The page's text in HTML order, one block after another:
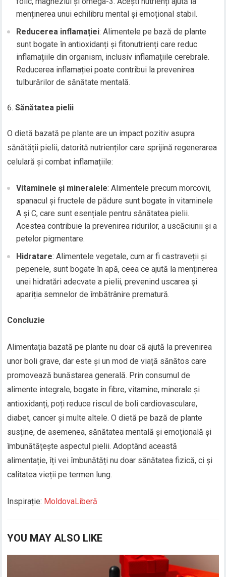
menținerea unui echilibru mental și emoțional stabil.
Reducerea inflamației: Alimentele pe bază de plante
sunt bogate în antioxidanți și fitonutrienți care reduc
inflamațiile din organism, inclusiv inflamațiile cerebrale.
Reducerea inflamației poate contribui la prevenirea
tulburărilor de sănătate mentală.
Sănătatea pielii
O dietă bazată pe plante are un impact pozitiv asupra
sănătății pielii, datorită nutrienților care sprijină regenerarea
celulară și combat inflamațiile:
Vitaminele și mineralele: Alimentele precum morcovii,
spanacul și fructele de pădure sunt bogate în vitaminele
A și C, care sunt esențiale pentru sănătatea pielii.
Acestea contribuie la prevenirea ridurilor, a uscăciunii și a
petelor pigmentare.
Hidratare: Alimentele vegetale, cum ar fi castraveții și
pepenele, sunt bogate în apă, ceea ce ajută la menținerea
unei hidratări adecvate a pielii, prevenind uscarea și
apariția semnelor de îmbătrânire prematură.
Concluzie
Alimentația bazată pe plante nu doar că ajută la prevenirea
unor boli grave, dar este și un mod de viață sănătos care
promovează bunăstarea generală. Prin consumul de
alimente integrale, bogate în fibre, vitamine, minerale și
antioxidanți, poți reduce riscul de boli cardiovasculare,
diabet, cancer și multe altele. O dietă pe bază de plante
susține, de asemenea, sănătatea mentală și emoțională și
îmbunătățește aspectul pielii. Adoptând această
alimentație, îți vei îmbunătăți nu doar sănătatea fizică, ci și
calitatea vieții pe termen lung.
Inspirație: MoldovaLiberă
YOU MAY ALSO LIKE